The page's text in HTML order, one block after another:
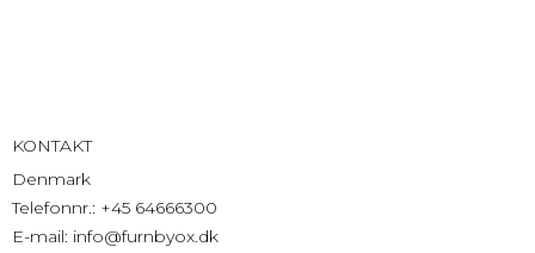
KONTAKT
Denmark
Telefonnr.: +45 64666300
E-mail: info@furnbyox.dk